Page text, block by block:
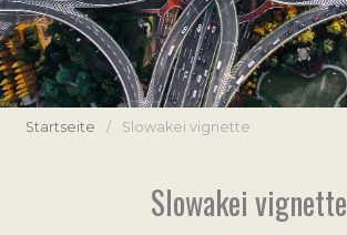
Startseite / Slowakei vignette
Slowakei vignette